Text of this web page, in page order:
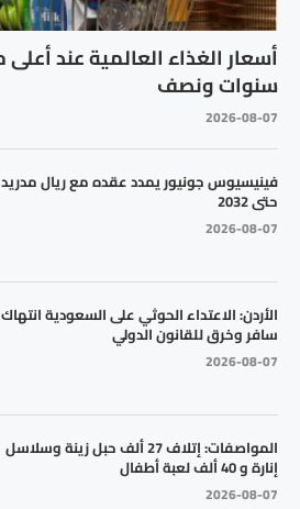
سنوات ونصف
2026-08-07
فينيسيوس جونيور يمدد عقده مع ريال مدريد
حتى 2032
2026-08-07
الأردن: الاعتداء الحوثي على السعودية انتهاك
سافر وخرق للقانون الدولي
2026-08-07
المواصفات: إتلاف 27 ألف حبل زينة وسلاسل
إنارة و 40 ألف لعبة أطفال
2026-08-07